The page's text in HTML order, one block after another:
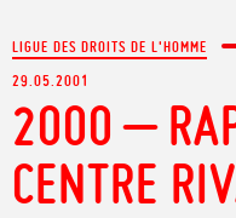
LIGUE DES DROITS DE L'HOMME
29.05.2001
2000 –
CENTRE